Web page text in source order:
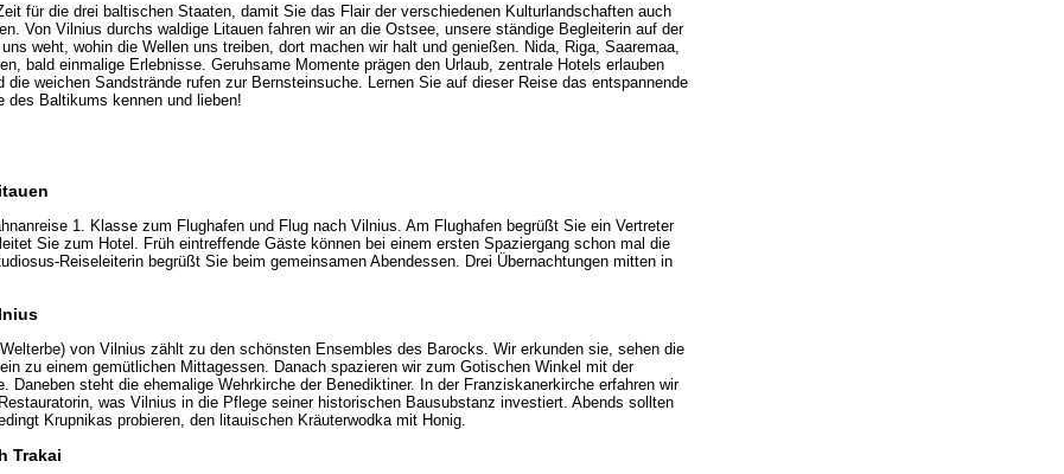
für die drei baltischen Staaten, damit Sie das Flair der verschiedenen Kulturlandschaften auch
Von Vilnius durchs waldige Litauen fahren wir an die Ostsee, unsere ständige Begleiterin auf der
weht, wohin die Wellen uns treiben, dort machen wir halt und genießen. Nida, Riga, Saaremaa,
bald einmalige Erlebnisse. Geruhsame Momente prägen den Urlaub, zentrale Hotels erlauben
die weichen Sandstrände rufen zur Bernsteinsuche. Lernen Sie auf dieser Reise das entspannende
des Baltikums kennen und lieben!
1. Klasse zum Flughafen und Flug nach Vilnius. Am Flughafen begrüßt Sie ein Vertreter
Sie zum Hotel. Früh eintreffende Gäste können bei einem ersten Spaziergang schon mal die
Reiseleiterin begrüßt Sie beim gemeinsamen Abendessen. Drei Übernachtungen mitten in
von Vilnius zählt zu den schönsten Ensembles des Barocks. Wir erkunden sie, sehen die
zu einem gemütlichen Mittagessen. Danach spazieren wir zum Gotischen Winkel mit der
Daneben steht die ehemalige Wehrkirche der Benediktiner. In der Franziskanerkirche erfahren wir
was Vilnius in die Pflege seiner historischen Bausubstanz investiert. Abends sollten
Krupnikas probieren, den litauischen Kräuterwodka mit Honig.
Trakai